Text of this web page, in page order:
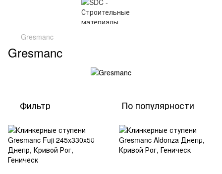
Gresmanc
Gresmanc
Фильтр По популярности